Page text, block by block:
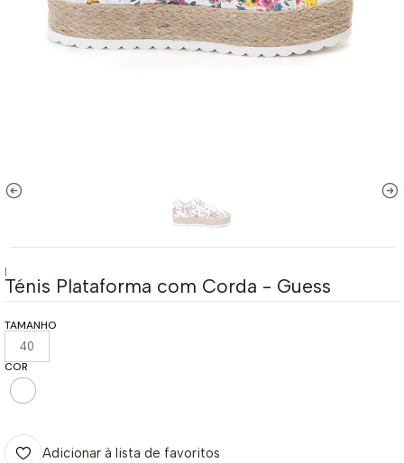
|
Ténis Plataforma com Corda - Guess
TAMANHO
40
COR
Adicionar à lista de favoritos